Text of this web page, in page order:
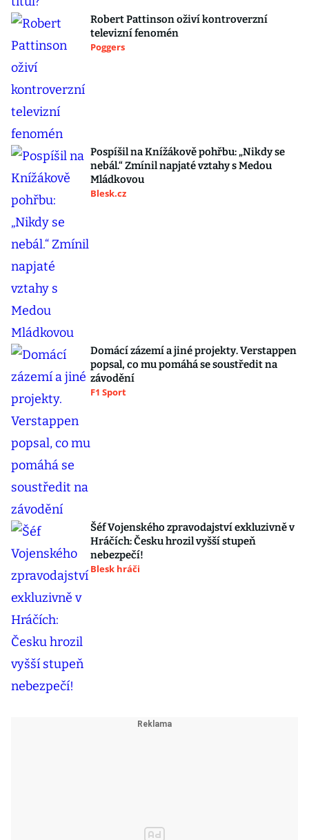
Robert Pattinson oživí kontroverzní
televizní fenomén
Poggers
Pospíšil na Knížákově pohřbu: „Nikdy se
nebál.“ Zmínil napjaté vztahy s Medou
Mládkovou
Blesk.cz
Domácí zázemí a jiné projekty. Verstappen
popsal, co mu pomáhá se soustředit na
závodění
F1 Sport
Šéf Vojenského zpravodajství exkluzivně v
Hráčích: Česku hrozil vyšší stupeň
nebezpečí!
Blesk hráči